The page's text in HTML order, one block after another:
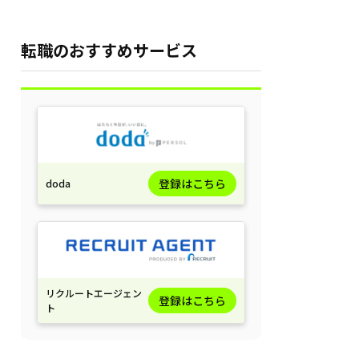
転職のおすすめサービス
doda 登録はこちら
リクルートエージェン
ト
登録はこちら